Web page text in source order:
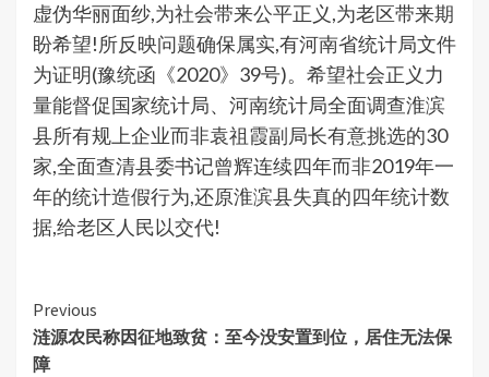
虚伪华丽面纱,为社会带来公平正义,为老区带来期
盼希望!所反映问题确保属实,有河南省统计局文件
为证明(豫统函《2020》39号)。希望社会正义力
量能督促国家统计局、河南统计局全面调查淮滨
县所有规上企业而非袁祖霞副局长有意挑选的30
家,全面查清县委书记曾辉连续四年而非2019年一
年的统计造假行为,还原淮滨县失真的四年统计数
据,给老区人民以交代!
Continue
Reading
Previous
涟源农民称因征地致贫：至今没安置到位，居住无法保
障